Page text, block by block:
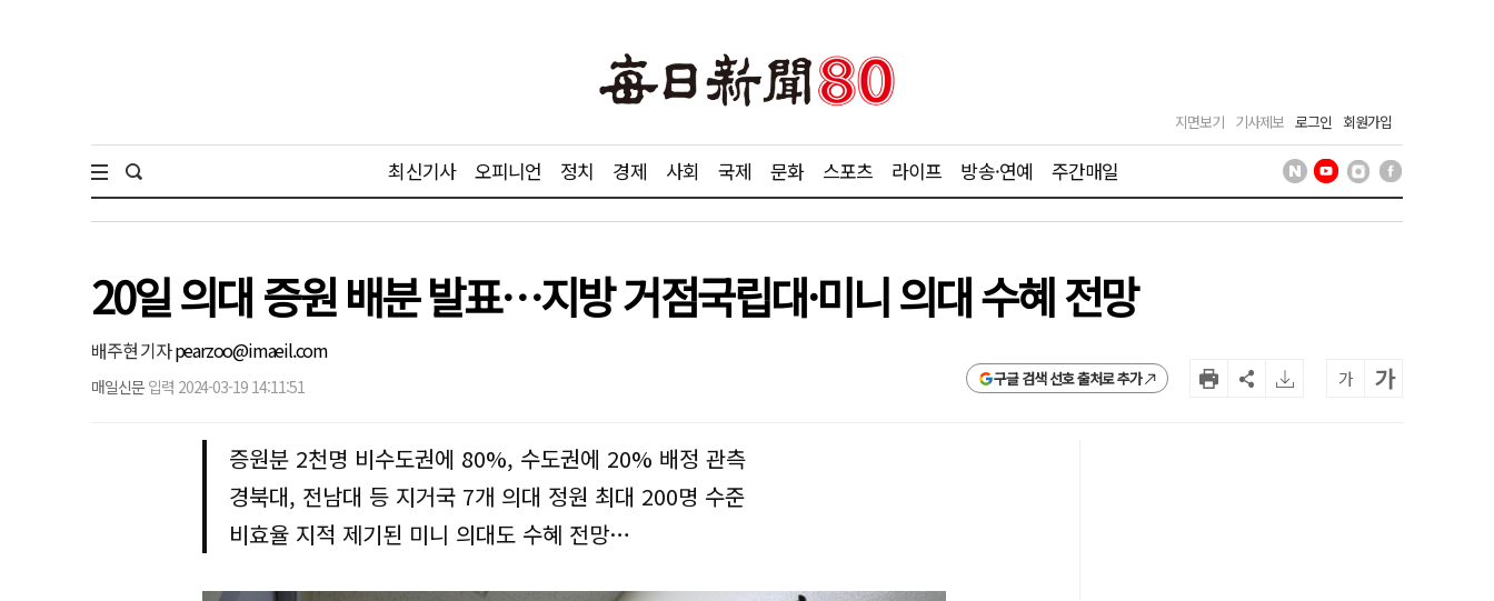
지면보기 기사제보 로그인 회원가입
최신기사 오피니언 정치 경제 사회 국제 문화 스포츠 라이프 방송·연예 주간매일
20일 의대 증원 배분 발표…지방 거점국립대·미니 의대 수혜 전망
배주현 기자pearzoo@imaeil.com
매일신문 입력 2024-03-19 14:11:51 구글 검색 선호 출처로 추가 가 가
증원분 2천명 비수도권에 80%, 수도권에 20% 배정 관측
경북대, 전남대 등 지거국 7개 의대 정원 최대 200명 수준
비효율 지적 제기된 미니 의대도 수혜 전망…